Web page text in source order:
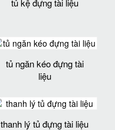
tủ kệ đựng tài liệu
tủ ngăn kéo đựng tài
liệu
thanh lý tủ đựng tài liệu